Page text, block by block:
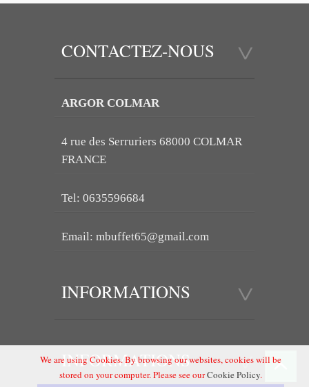
CONTACTEZ-NOUS
ARGOR COLMAR
4 rue des Serruriers 68000 COLMAR
FRANCE
Tel: 0635596684
Email: mbuffet65@gmail.com
INFORMATIONS
INFORMATIONS
We are using Cookies. By browsing our websites, cookies will be
stored on your computer. Please see ourCookie Policy.